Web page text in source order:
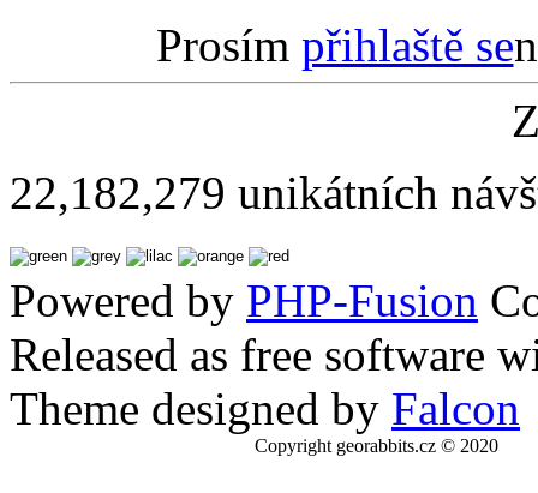
Prosím přihlaště se
22,182,279 unikátních
Powered by PHP-Fusion
Released as free software
Theme designed by Falcon
Copyright georabbits.cz © 2020